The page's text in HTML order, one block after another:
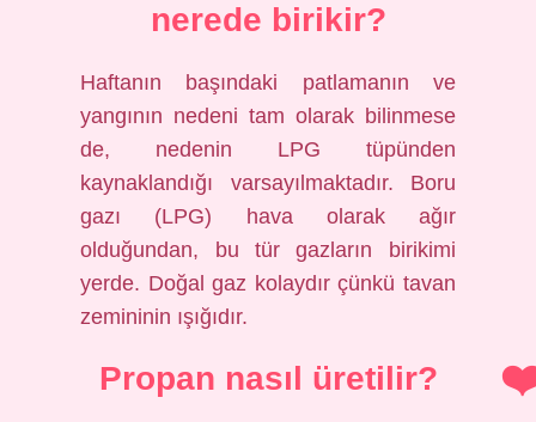
nerede birikir?
Haftanın başındaki patlamanın ve
yangının nedeni tam olarak bilinmese
de, nedenin LPG tüpünden
kaynaklandığı varsayılmaktadır. Boru
gazı (LPG) hava olarak ağır
olduğundan, bu tür gazların birikimi
yerde. Doğal gaz kolaydır çünkü tavan
zemininin ışığıdır.
Propan nasıl üretilir?